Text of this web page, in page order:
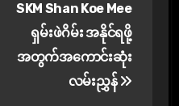
SKM Shan Koe Mee
ရှမ်းဖဲဂိမ်း အနိုင်ရဖို့
အတွက်အကောင်းဆုံး
လမ်းညွှန်